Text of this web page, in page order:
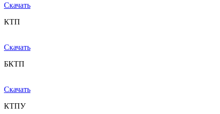
Скачать
КТП
Скачать
БКТП
Скачать
КТПУ